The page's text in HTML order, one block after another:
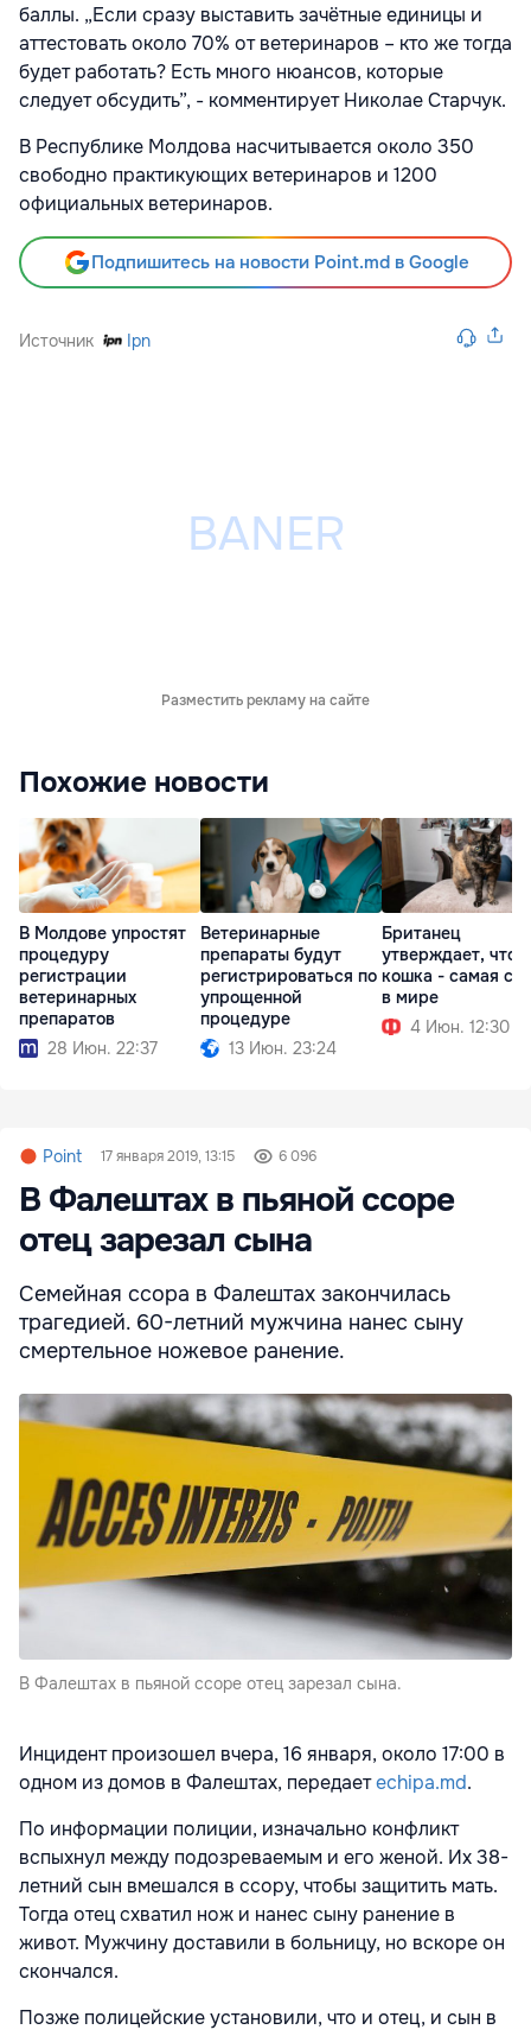
баллы. „Если сразу выставить зачётные единицы и
аттестовать около 70% от ветеринаров – кто же тогда
будет работать? Есть много нюансов, которые
следует обсудить”, - комментирует Николае Старчук.
В Республике Молдова насчитывается около 350
свободно практикующих ветеринаров и 1200
официальных ветеринаров.
Подпишитесь на новости Point.md в Google
Источник Ipn
Разместить рекламу на сайте
Похожие новости
В Молдове упростят
процедуру
регистрации
ветеринарных
препаратов
28 Июн. 22:37
Ветеринарные
препараты будут
регистрироваться по
упрощенной
процедуре
13 Июн. 23:24
Британец
утверждает, что
кошка - самая
в мире
4 Июн. 12:30
Point 17 января 2019, 13:15 6 096
В Фалештах в пьяной ссоре
отец зарезал сына
Семейная ссора в Фалештах закончилась
трагедией. 60-летний мужчина нанес сыну
смертельное ножевое ранение.
В Фалештах в пьяной ссоре отец зарезал сына.
Инцидент произошел вчера, 16 января, около 17:00 в
одном из домов в Фалештах, передаетechipa.md.
По информации полиции, изначально конфликт
вспыхнул между подозреваемым и его женой. Их 38-
летний сын вмешался в ссору, чтобы защитить мать.
Тогда отец схватил нож и нанес сыну ранение в
живот. Мужчину доставили в больницу, но вскоре он
скончался.
Позже полицейские установили, что и отец, и сын в